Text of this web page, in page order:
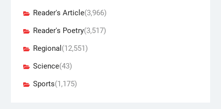
Reader's Article(3,966)
Reader's Poetry(3,517)
Regional (12,551)
Science(43)
Sports(1,175)